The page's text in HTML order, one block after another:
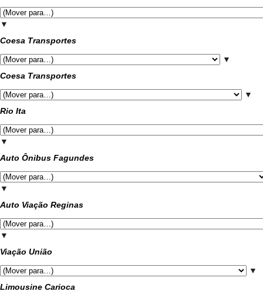
▼
Coesa Transportes
▼
Coesa Transportes
▼
Rio Ita
▼
Auto Ônibus Fagundes
▼
Auto Viação Reginas
▼
Viação União
▼
Limousine Carioca